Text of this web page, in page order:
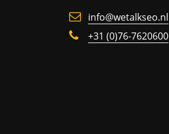
info@wetalkseo.nl
+31 (0)76-7620600